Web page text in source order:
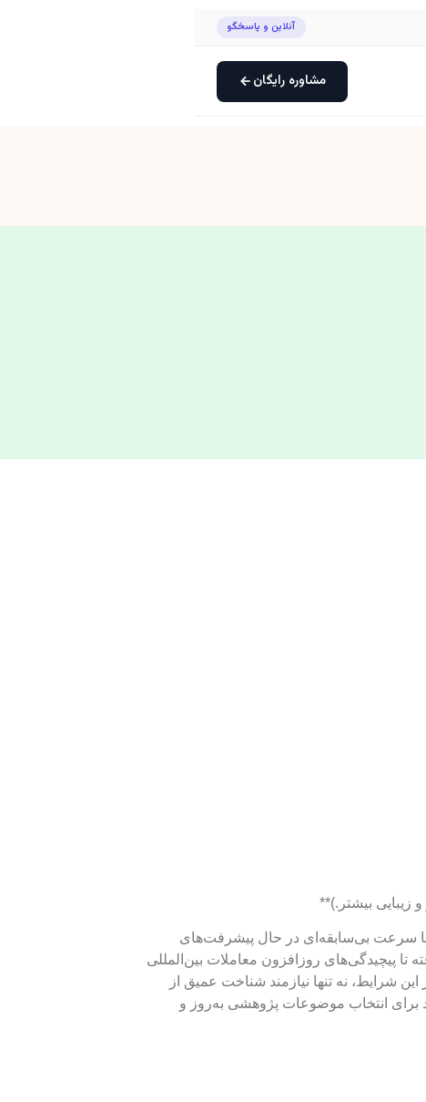
آنلاین و پاسخگو
مشاوره رایگان
با سرعت بی‌سابقه‌ای در حال پیشرفت‌های
پیچیدگی‌های روزافزون معاملات بین‌المللی
شرایط، نه تنها نیازمند شناخت عمیق از
برای انتخاب موضوعات پژوهشی به‌روز و